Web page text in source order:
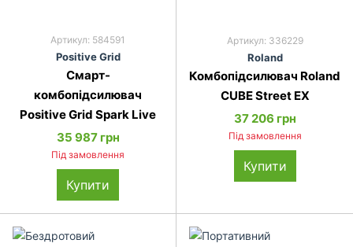
Артикул: 584591
Pos­it­ive Grid
Смарт-
комбопідсилювач
Positive Grid Spark Live
35 987 грн
Під замовлення
Купити
Артикул: 336229
Ro­land
Комбопідсилювач Roland
CUBE Street EX
37 206 грн
Під замовлення
Купити